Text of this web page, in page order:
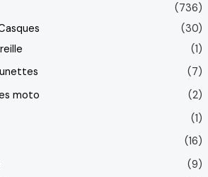
(736)
(30)
(1)
(7)
moto
(2)
(1)
(16)
(9)